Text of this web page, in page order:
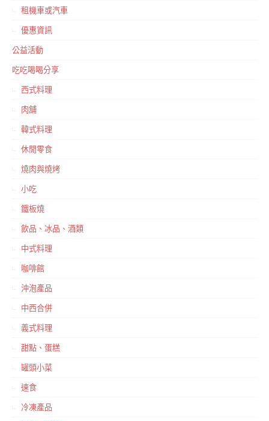
租機車或汽車
優惠資訊
公益活動
吃吃喝喝分享
西式料理
肉舖
韓式料理
休閒零食
燒肉與燒烤
小吃
鐵板燒
飲品、冰品、酒類
中式料理
咖啡館
沖泡產品
中西合併
義式料理
甜點、蛋糕
罐頭小菜
速食
冷凍產品